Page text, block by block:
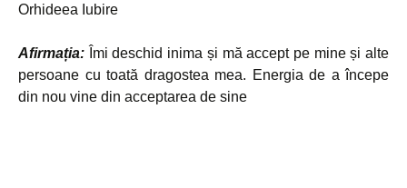
Orhideea Iubire
Afirmația: Îmi deschid inima și mă accept pe mine și alte
persoane cu toată dragostea mea. Energia de a începe
din nou vine din acceptarea de sine